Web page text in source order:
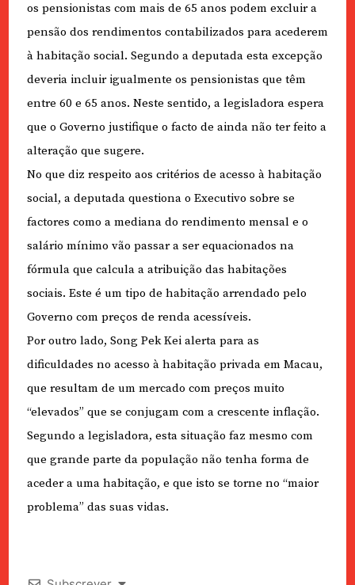
os pensionistas com mais de 65 anos podem excluir a
pensão dos rendimentos contabilizados para acederem
à habitação social. Segundo a deputada esta excepção
deveria incluir igualmente os pensionistas que têm
entre 60 e 65 anos. Neste sentido, a legisladora espera
que o Governo justifique o facto de ainda não ter feito a
alteração que sugere.
No que diz respeito aos critérios de acesso à habitação
social, a deputada questiona o Executivo sobre se
factores como a mediana do rendimento mensal e o
salário mínimo vão passar a ser equacionados na
fórmula que calcula a atribuição das habitações
sociais. Este é um tipo de habitação arrendado pelo
Governo com preços de renda acessíveis.
Por outro lado, Song Pek Kei alerta para as
dificuldades no acesso à habitação privada em Macau,
que resultam de um mercado com preços muito
“elevados” que se conjugam com a crescente inflação.
Segundo a legisladora, esta situação faz mesmo com
que grande parte da população não tenha forma de
aceder a uma habitação, e que isto se torne no “maior
problema” das suas vidas.